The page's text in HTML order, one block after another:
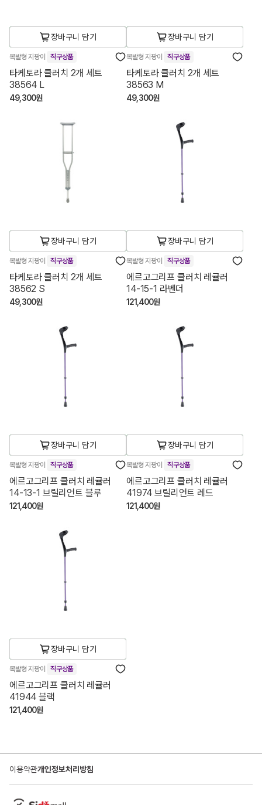
장바구니 담기
목발형 지팡이 직구상품
타케토라 클러치 2개 세트
38564 L
49,300원
장바구니 담기
목발형 지팡이 직구상품
타케토라 클러치 2개 세트
38563 M
49,300원
장바구니 담기
목발형 지팡이 직구상품
타케토라 클러치 2개 세트
38562 S
49,300원
장바구니 담기
목발형 지팡이 직구상품
에르고그리프 클러치 레귤러
14-15-1 라벤더
121,400원
장바구니 담기
목발형 지팡이 직구상품
에르고그리프 클러치 레귤러
14-13-1 브릴리언트 블루
121,400원
장바구니 담기
목발형 지팡이 직구상품
에르고그리프 클러치 레귤러
41974 브릴리언트 레드
121,400원
장바구니 담기
목발형 지팡이 직구상품
에르고그리프 클러치 레귤러
41944 블랙
121,400원
이용약관개인정보처리방침